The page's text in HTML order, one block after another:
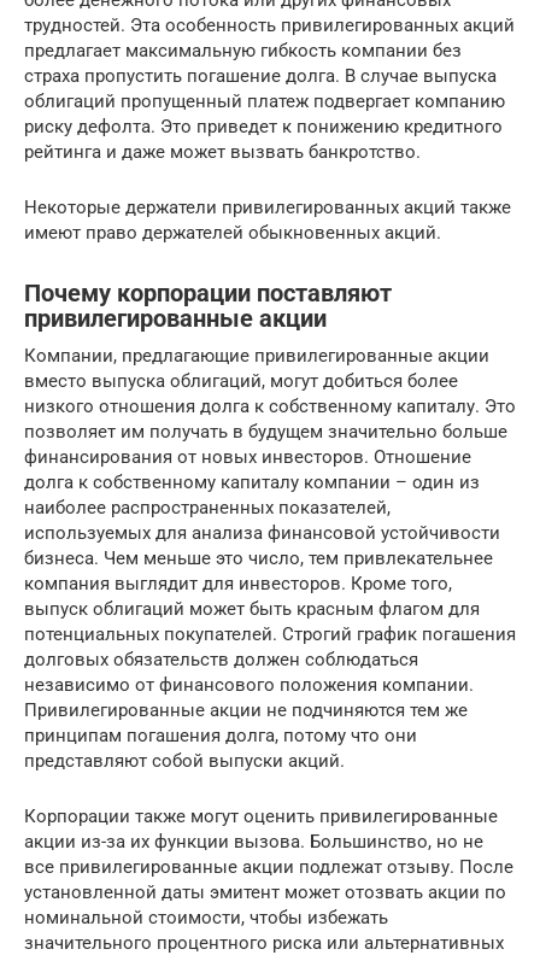
трудностей. Эта особенность привилегированных акций
предлагает максимальную гибкость компании без
страха пропустить погашение долга. В случае выпуска
облигаций пропущенный платеж подвергает компанию
риску дефолта. Это приведет к понижению кредитного
рейтинга и даже может вызвать банкротство.
Некоторые держатели привилегированных акций также
имеют право держателей обыкновенных акций.
Почему корпорации поставляют
привилегированные акции
Компании, предлагающие привилегированные акции
вместо выпуска облигаций, могут добиться более
низкого отношения долга к собственному капиталу. Это
позволяет им получать в будущем значительно больше
финансирования от новых инвесторов. Отношение
долга к собственному капиталу компании – один из
наиболее распространенных показателей,
используемых для анализа финансовой устойчивости
бизнеса. Чем меньше это число, тем привлекательнее
компания выглядит для инвесторов. Кроме того,
выпуск облигаций может быть красным флагом для
потенциальных покупателей. Строгий график погашения
долговых обязательств должен соблюдаться
независимо от финансового положения компании.
Привилегированные акции не подчиняются тем же
принципам погашения долга, потому что они
представляют собой выпуски акций.
Корпорации также могут оценить привилегированные
акции из-за их функции вызова. Большинство, но не
все привилегированные акции подлежат отзыву. После
установленной даты эмитент может отозвать акции по
номинальной стоимости, чтобы избежать
значительного процентного риска или альтернативных